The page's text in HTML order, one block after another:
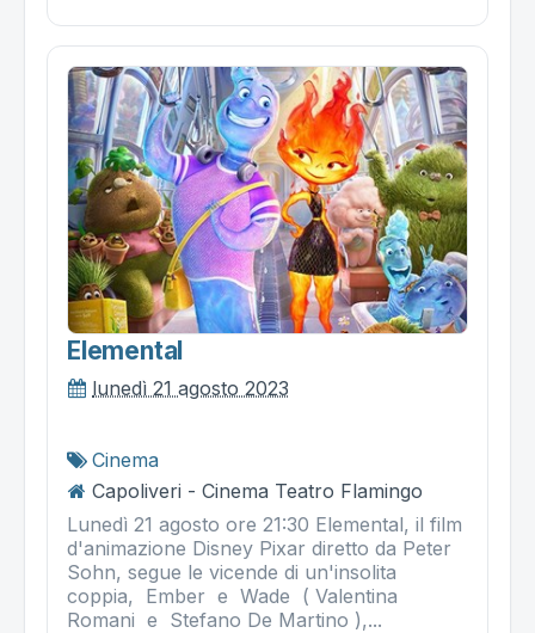
Elemental
lunedì 21 agosto 2023
Cinema
Capoliveri - Cinema Teatro Flamingo
Lunedì 21 agosto ore 21:30 Elemental, il film
d'animazione Disney Pixar diretto da Peter
Sohn, segue le vicende di un'insolita
coppia, Ember e Wade ( Valentina
Romani e Stefano De Martino ),...